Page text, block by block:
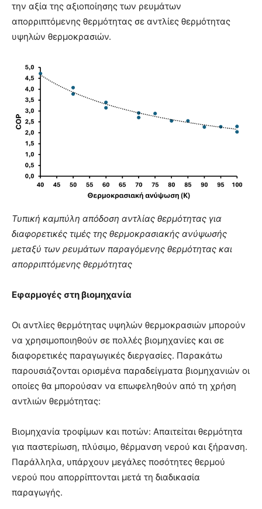
την αξία της αξιοποίησης των ρευμάτων
απορριπτόμενης θερμότητας σε αντλίες θερμότητας
υψηλών θερμοκρασιών.
Τυπική καμπύλη απόδοση αντλίας θερμότητας για
διαφορετικές τιμές της θερμοκρασιακής ανύψωσής
μεταξύ των ρευμάτων παραγόμενης θερμότητας και
απορριπτόμενης θερμότητας
Εφαρμογές στη βιομηχανία
Οι αντλίες θερμότητας υψηλών θερμοκρασιών μπορούν
να χρησιμοποιηθούν σε πολλές βιομηχανίες και σε
διαφορετικές παραγωγικές διεργασίες. Παρακάτω
παρουσιάζονται ορισμένα παραδείγματα βιομηχανιών οι
οποίες θα μπορούσαν να επωφεληθούν από τη χρήση
αντλιών θερμότητας:
Βιομηχανία τροφίμων και ποτών: Απαιτείται θερμότητα
για παστερίωση, πλύσιμο, θέρμανση νερού και ξήρανση.
Παράλληλα, υπάρχουν μεγάλες ποσότητες θερμού
νερού που απορρίπτονται μετά τη διαδικασία
παραγωγής.